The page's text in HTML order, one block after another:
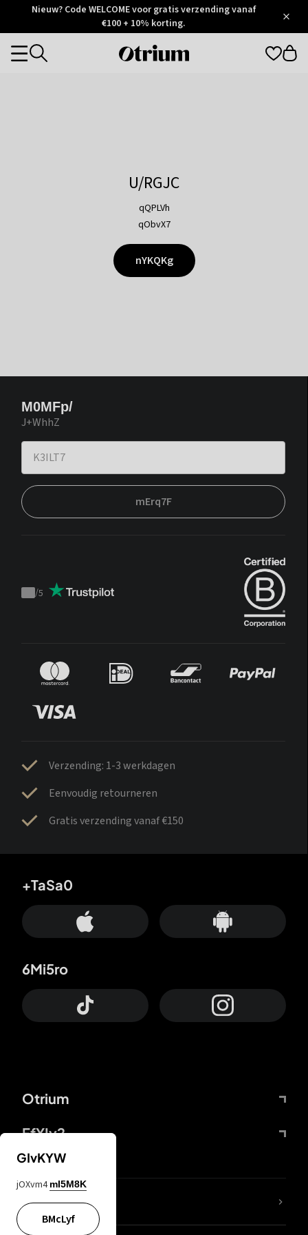
Otrium
Trustpilot
Nieuw? Code WELCOME voor gratis verzending vanaf
€100 + 10% korting.
Otrium
Categories
U/RGJC
qQPLVh
qObvX7
nYKQKg
M0MFp/
J+WhhZ
mErq7F
Trustpilot
/5
Verzending: 1-3 werkdagen
Eenvoudig retourneren
Gratis verzending vanaf €150
Otrium
FfYIy2
+TaSa0
6Mi5ro
KIjvtr
GIvKYW
jOXvm4 mI5M8K
BMcLyf